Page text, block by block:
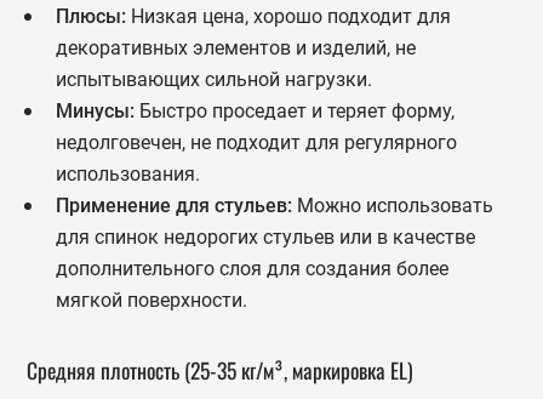
Плюсы: Низкая цена, хорошо подходит для
декоративных элементов и изделий, не
испытывающих сильной нагрузки.
Минусы: Быстро проседает и теряет форму,
недолговечен, не подходит для регулярного
использования.
Применение для стульев: Можно использовать
для спинок недорогих стульев или в качестве
дополнительного слоя для создания более
мягкой поверхности.
Средняя плотность (25-35 кг/м³, маркировка EL)